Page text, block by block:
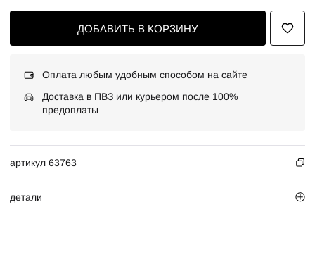
ДОБАВИТЬ В КОРЗИНУ
Оплата любым удобным способом на сайте
Доставка в ПВЗ или курьером после 100%
предоплаты
артикул 63763
детали